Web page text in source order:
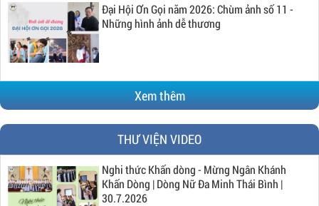
Đại Hội Ơn Gọi năm 2026: Chùm ảnh số 11 -
Những hình ảnh dễ thương
Xem thêm
THƯ VIỆN VIDEO
Nghi thức Khấn dòng - Mừng Ngân Khánh
Khấn Dòng | Dòng Nữ Đa Minh Thái Bình |
30.7.2026